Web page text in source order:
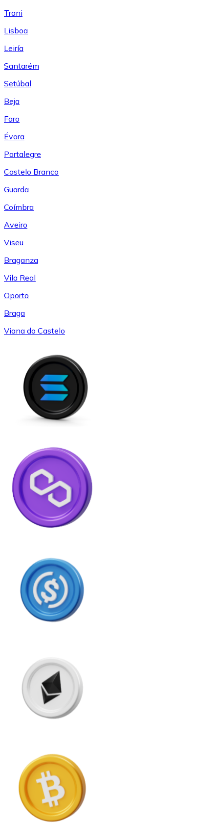
Trani
Lisboa
Leiría
Santarém
Setúbal
Beja
Faro
Évora
Portalegre
Castelo Branco
Guarda
Coímbra
Aveiro
Viseu
Braganza
Vila Real
Oporto
Braga
Viana do Castelo